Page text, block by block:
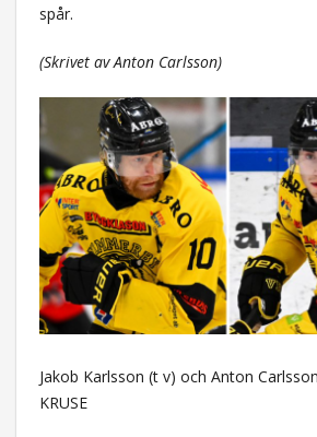
spår.
(Skrivet av Anton Carlsson)
Jakob Karlsson (t v) och Anton
KRUSE